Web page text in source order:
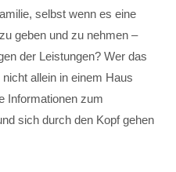
selbst wenn es eine
geben und zu nehmen –
der Leistungen? Wer das
allein in einem Haus
Informationen zum
sich durch den Kopf gehen